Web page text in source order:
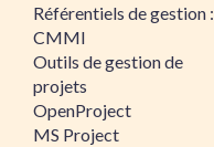
Référentiels de gestion :
CMMI
Outils de gestion de
projets
OpenProject
MS Project